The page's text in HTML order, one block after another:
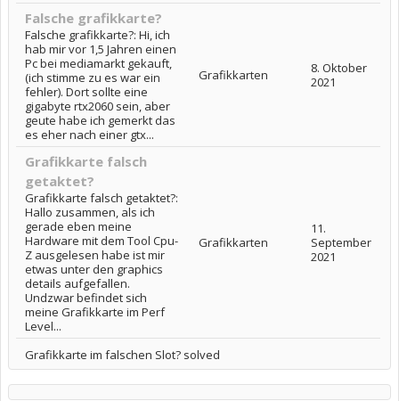
Falsche grafikkarte?
Falsche grafikkarte?: Hi, ich
hab mir vor 1,5 Jahren einen
Pc bei mediamarkt gekauft,
(ich stimme zu es war ein
fehler). Dort sollte eine
gigabyte rtx2060 sein, aber
geute habe ich gemerkt das
es eher nach einer gtx...
Grafikkarten
8. Oktober
2021
Grafikkarte falsch
getaktet?
Grafikkarte falsch getaktet?:
Hallo zusammen, als ich
gerade eben meine
Hardware mit dem Tool Cpu-
Z ausgelesen habe ist mir
etwas unter den graphics
details aufgefallen.
Undzwar befindet sich
meine Grafikkarte im Perf
Level...
Grafikkarten
11.
September
2021
Grafikkarte im falschen Slot? solved